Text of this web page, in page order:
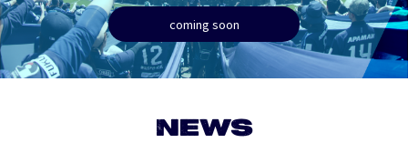
coming soon
NEWS